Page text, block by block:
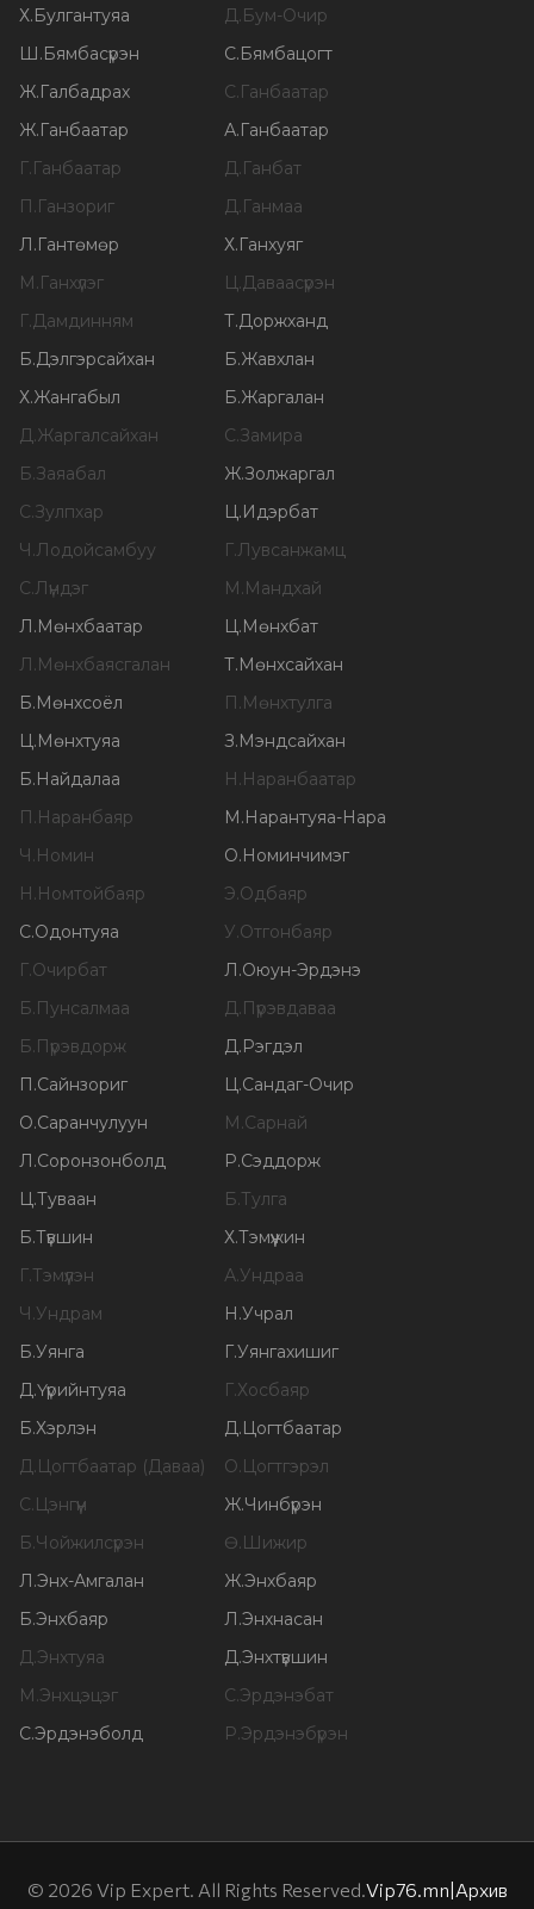
Х.Булгантуяа Д.Бум-Очир
Ш.Бямбасүрэн С.Бямбацогт
Ж.Галбадрах С.Ганбаатар
Ж.Ганбаатар А.Ганбаатар
Г.Ганбаатар Д.Ганбат
П.Ганзориг Д.Ганмаа
Л.Гантөмөр Х.Ганхуяг
М.Ганхүлэг Ц.Даваасүрэн
Г.Дамдинням Т.Доржханд
Б.Дэлгэрсайхан Б.Жавхлан
Х.Жангабыл Б.Жаргалан
Д.Жаргалсайхан С.Замира
Б.Заяабал Ж.Золжаргал
С.Зулпхар Ц.Идэрбат
Ч.Лодойсамбуу Г.Лувсанжамц
С.Лүндэг М.Мандхай
Л.Мөнхбаатар Ц.Мөнхбат
Л.Мөнхбаясгалан Т.Мөнхсайхан
Б.Мөнхсоёл П.Мөнхтулга
Ц.Мөнхтуяа З.Мэндсайхан
Б.Найдалаа Н.Наранбаатар
П.Наранбаяр М.Нарантуяа-Нара
Ч.Номин О.Номинчимэг
Н.Номтойбаяр Э.Одбаяр
С.Одонтуяа У.Отгонбаяр
Г.Очирбат Л.Оюун-Эрдэнэ
Б.Пунсалмаа Д.Пүрэвдаваа
Б.Пүрэвдорж Д.Рэгдэл
П.Сайнзориг Ц.Сандаг-Очир
О.Саранчулуун М.Сарнай
Л.Соронзонболд Р.Сэддорж
Ц.Туваан Б.Тулга
Б.Түвшин Х.Тэмүүжин
Г.Тэмүүлэн А.Ундраа
Ч.Ундрам Н.Учрал
Б.Уянга Г.Уянгахишиг
Д.Үүрийнтуяа Г.Хосбаяр
Б.Хэрлэн Д.Цогтбаатар
Д.Цогтбаатар (Даваа) О.Цогтгэрэл
С.Цэнгүүн Ж.Чинбүрэн
Б.Чойжилсүрэн Ө.Шижир
Л.Энх-Амгалан Ж.Энхбаяр
Б.Энхбаяр Л.Энхнасан
Д.Энхтуяа Д.Энхтүвшин
М.Энхцэцэг С.Эрдэнэбат
С.Эрдэнэболд Р.Эрдэнэбүрэн
© 2026 Vip Expert. All Rights Reserved.Vip76.mn|Архив